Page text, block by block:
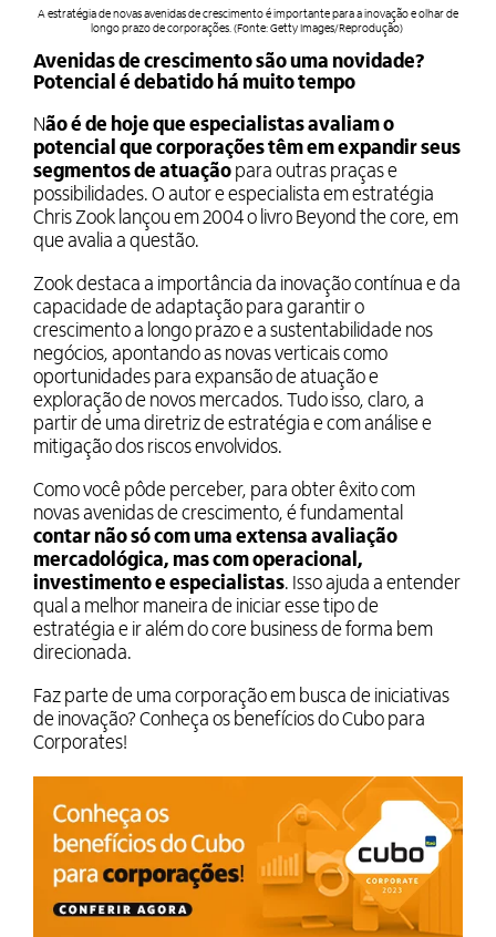
A estratégia de novas avenidas de crescimento é importante para a inovação e olhar de
longo prazo de corporações. (Fonte: Getty Images/Reprodução)
Avenidas de crescimento são uma novidade?
Potencial é debatido há muito tempo
Não é de hoje que especialistas avaliam o
potencial que corporações têm em expandir seus
segmentos de atuação para outras praças e
possibilidades. O autor e especialista em estratégia
Chris Zook lançou em 2004 o livro Beyond the core, em
que avalia a questão.
Zook destaca a importância da inovação contínua e da
capacidade de adaptação para garantir o
crescimento a longo prazo e a sustentabilidade nos
negócios, apontando as novas verticais como
oportunidades para expansão de atuação e
exploração de novos mercados. Tudo isso, claro, a
partir de uma diretriz de estratégia e com análise e
mitigação dos riscos envolvidos.
Como você pôde perceber, para obter êxito com
novas avenidas de crescimento, é fundamental
contar não só com uma extensa avaliação
mercadológica, mas com operacional,
investimento e especialistas. Isso ajuda a entender
qual a melhor maneira de iniciar esse tipo de
estratégia e ir além do core business de forma bem
direcionada.
Faz parte de uma corporação em busca de iniciativas
de inovação? Conheça os benefícios do Cubo para
Corporates!